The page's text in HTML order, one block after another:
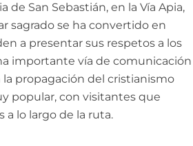
de San Sebastián, en la Vía Apia,
sagrado se ha convertido en
a presentar sus respetos a los
importante vía de comunicación
propagación del cristianismo
popular, con visitantes que
lo largo de la ruta.